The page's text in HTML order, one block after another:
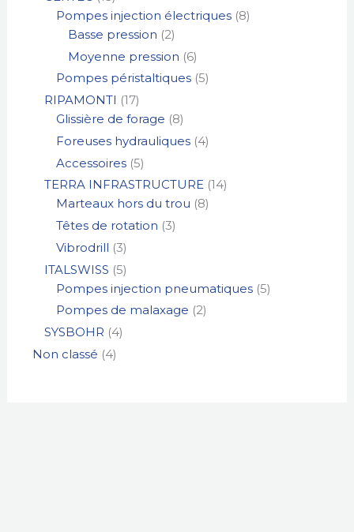
Pompes injection électriques 8
Basse pression 2
Moyenne pression 6
Pompes péristaltiques 5
RIPAMONTI 17
Glissière de forage 8
Foreuses hydrauliques 4
Accessoires 5
TERRA INFRASTRUCTURE 14
Marteaux hors du trou 8
Têtes de rotation 3
Vibrodrill 3
ITALSWISS 5
Pompes injection pneumatiques 5
Pompes de malaxage 2
SYSBOHR 4
Non classé 4